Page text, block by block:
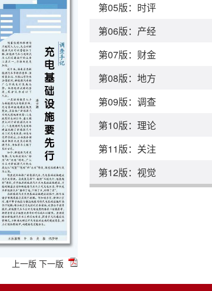
上一版 下一版
第05版：时评
第06版：产经
第07版：财金
第08版：地方
第09版：调查
第10版：理论
第11版：关注
第12版：视觉